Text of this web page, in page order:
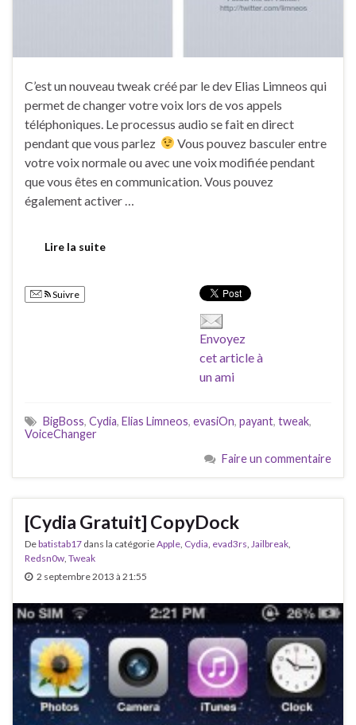
C’est un nouveau tweak créé par le dev Elias Limneos qui
permet de changer votre voix lors de vos appels
téléphoniques. Le processus audio se fait en direct
pendant que vous parlez
Vous pouvez basculer entre
votre voix normale ou avec une voix modifiée pendant
que vous êtes en communication. Vous pouvez
également activer …
Lire la suite
Suivre
Envoyez
cet article à
un ami
BigBoss, Cydia, Elias Limneos, evasiOn, payant, tweak,
VoiceChanger
Faire un commentaire
[Cydia Gratuit] CopyDock
Debatistab17 dans la catégorieApple Cydia evad3rs Jailbreak
Redsn0w Tweak
2 septembre 2013 à 21:55